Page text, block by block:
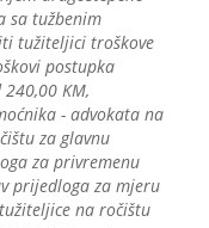
sa tužbenim
tužiteljici troškove
postupka
KM,
- advokata na
za glavnu
za privremenu
prijedloga za mjeru
na ročištu